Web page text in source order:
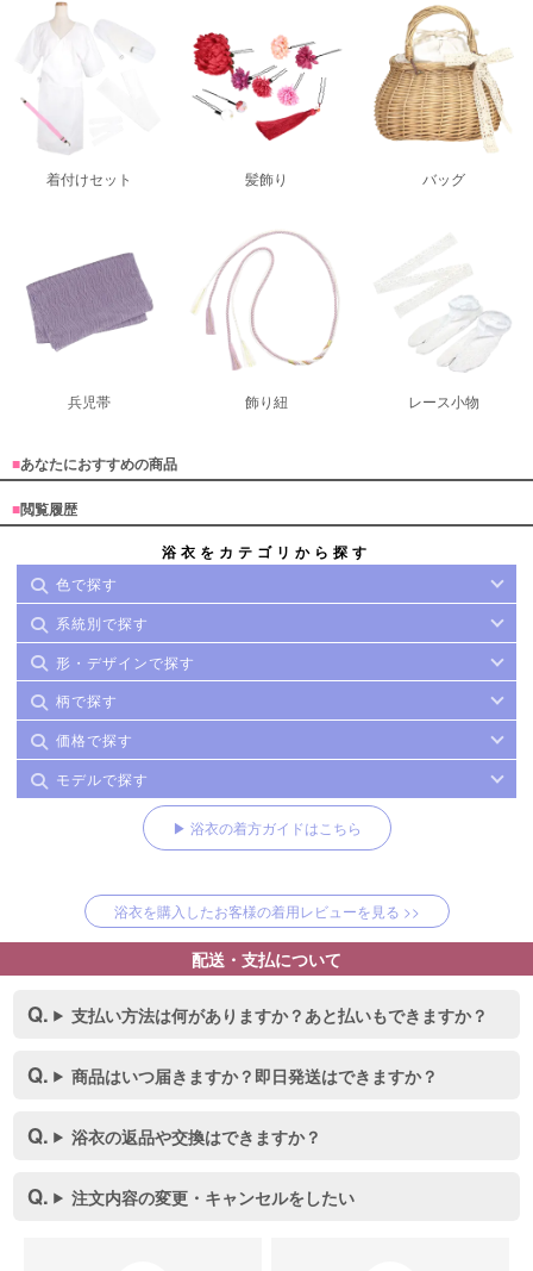
着付けセット 髪飾り バッグ
兵児帯 飾り紐 レース小物
■あなたにおすすめの商品
■閲覧履歴
浴衣をカテゴリから探す
色で探す
系統別で探す
形・デザインで探す
柄で探す
価格で探す
モデルで探す
▶ 浴衣の着方ガイドはこちら
浴衣を購入したお客様の着用レビューを見る >>
配送・支払について
支払い方法は何がありますか？あと払いもできますか？
商品はいつ届きますか？即日発送はできますか？
浴衣の返品や交換はできますか？
注文内容の変更・キャンセルをしたい